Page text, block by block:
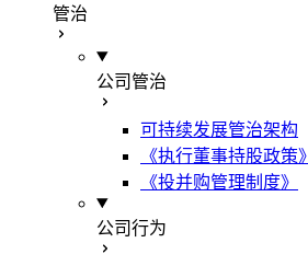
管治
公司管治
可持续发展管治架构
《执行董事持股政策》
《投并购管理制度》
公司行为